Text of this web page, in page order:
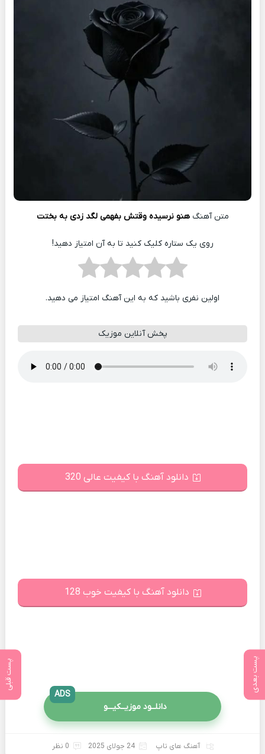
پست بعدی پست قبلی
متن آهنگهنو نرسیده وقتش بفهمی لگد زدی به بختت
روی یک ستاره کلیک کنید تا به آن امتیاز دهید!
اولین نفری باشید که به این آهنگ امتیاز می دهید.
پخش آنلاین موزیک
دانلود آهنگ با کیفیت عالی 320
دانلود آهنگ با کیفیت خوب 128
دانلــود موزیــکیـــو
ADS
آهنگ های تاپ 24 جولای 2025 0 نظر